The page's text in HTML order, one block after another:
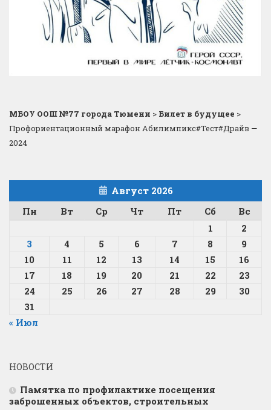
МБОУ ООШ №77 города Тюмени > Билет в будущее >
Профориентационный марафон Абилимпикс#Тест#Драйв —
2024
Август 2026
Пн
Вт Ср Чт Пт Сб
Вс
1
2
3
4 5 6 7 8
9
10
11 12 13 14 15
16
17
18 19 20 21 22
23
24
25 26 27 28 29
30
31
« Июл
НОВОСТИ
Памятка по профилактике посещения
заброшенных объектов, строительных